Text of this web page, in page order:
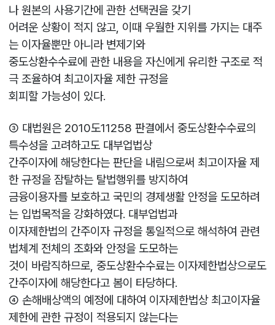
나 원본의 사용기간에 관한 선택권을 갖기
어려운 상황이 적지 않고, 이때 우월한 지위를 가지는 대주
는 이자율뿐만 아니라 변제기와
중도상환수수료에 관한 내용을 자신에게 유리한 구조로 적
극 조율하여 최고이자율 제한 규정을
회피할 가능성이 있다.
③ 대법원은 2010도11258 판결에서 중도상환수수료의
특수성을 고려하고도 대부업법상
간주이자에 해당한다는 판단을 내림으로써 최고이자율 제
한 규정을 잠탈하는 탈법행위를 방지하여
금융이용자를 보호하고 국민의 경제생활 안정을 도모하려
는 입법목적을 강화하였다. 대부업법과
이자제한법의 간주이자 규정을 통일적으로 해석하여 관련
법체계 전체의 조화와 안정을 도모하는
것이 바람직하므로, 중도상환수수료는 이자제한법상으로도
간주이자에 해당한다고 봄이 타당하다.
④ 손해배상액의 예정에 대하여 이자제한법상 최고이자율
제한에 관한 규정이 적용되지 않는다는